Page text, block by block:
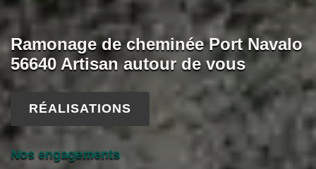
Ramonage de cheminée Port Navalo
56640 Artisan autour de vous
RÉALISATIONS
Nos engagements